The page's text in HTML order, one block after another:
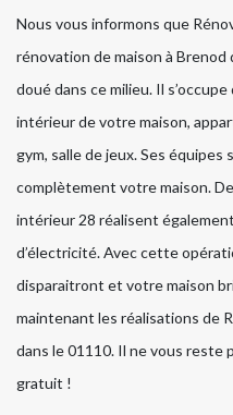
Nous vous informons que
rénovation de maison à
doué dans ce milieu. Il
intérieur de votre maison,
gym, salle de jeux. Ses
complètement votre maison.
intérieur 28 réalisent
d’électricité. Avec cette
disparaitront et votre maison
maintenant les réalisations de
dans le 01110. Il ne vous reste
gratuit !